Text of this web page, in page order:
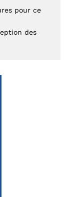
pour ce
des